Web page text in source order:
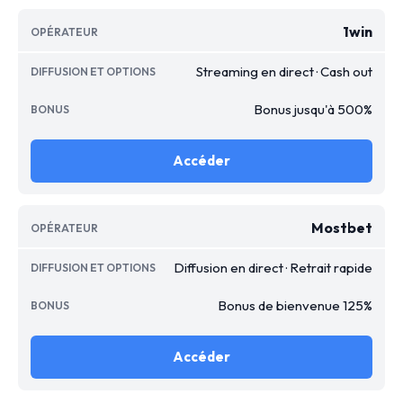
1win
Streaming en direct · Cash out
Bonus jusqu'à 500%
Accéder
Mostbet
Diffusion en direct · Retrait rapide
Bonus de bienvenue 125%
Accéder